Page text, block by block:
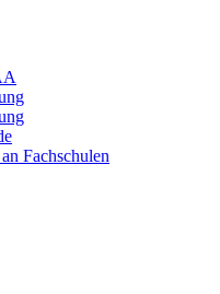
Fachschulen